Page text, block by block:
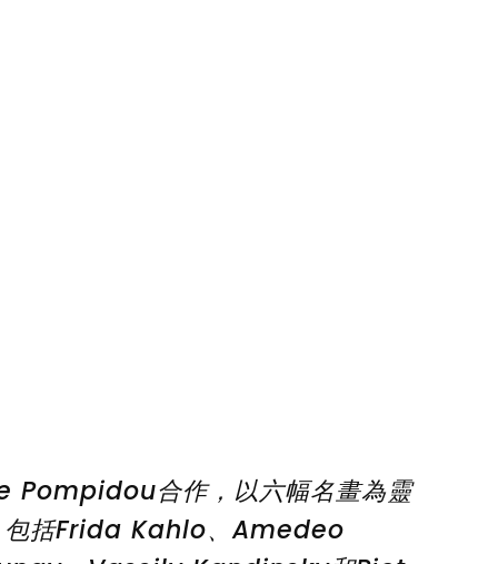
Pompidou合作，以六幅名畫為靈
包括Frida Kahlo、Amedeo